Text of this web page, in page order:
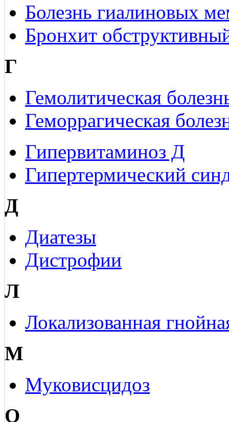
Болезнь гиалиновых
Бронхит
Г
Гемолитическая
Геморрагическая
Гипервитаминоз Д
Гипертермический
Д
Диатезы
Дистрофии
Л
Локализованная
М
Муковисцидоз
О